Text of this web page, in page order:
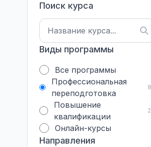
Поиск курса
Виды программы
Все программы
Профессиональная
переподготовка
Повышение
квалификации
Онлайн-курсы
Направления